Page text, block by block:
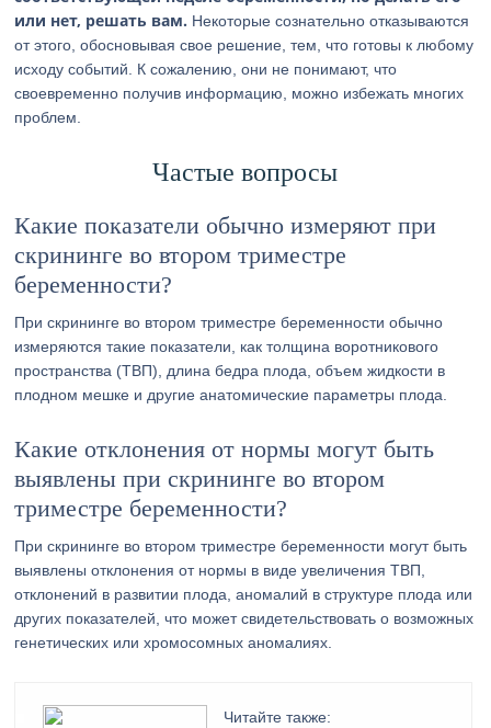
или нет, решать вам. Некоторые сознательно отказываются
от этого, обосновывая свое решение, тем, что готовы к любому
исходу событий. К сожалению, они не понимают, что
своевременно получив информацию, можно избежать многих
проблем.
Частые вопросы
Какие показатели обычно измеряют при
скрининге во втором триместре
беременности?
При скрининге во втором триместре беременности обычно
измеряются такие показатели, как толщина воротникового
пространства (ТВП), длина бедра плода, объем жидкости в
плодном мешке и другие анатомические параметры плода.
Какие отклонения от нормы могут быть
выявлены при скрининге во втором
триместре беременности?
При скрининге во втором триместре беременности могут быть
выявлены отклонения от нормы в виде увеличения ТВП,
отклонений в развитии плода, аномалий в структуре плода или
других показателей, что может свидетельствовать о возможных
генетических или хромосомных аномалиях.
Читайте также: